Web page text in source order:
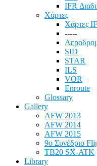
IFR
Χάρτες
Χάρτες
-----
SID
STAR
ILS
VOR
Enroute
Glossary
Gallery
AFW 2013
AFW 2014
AFW 2015
9ο Συνέδριο
TB20 SX-ATK
Library